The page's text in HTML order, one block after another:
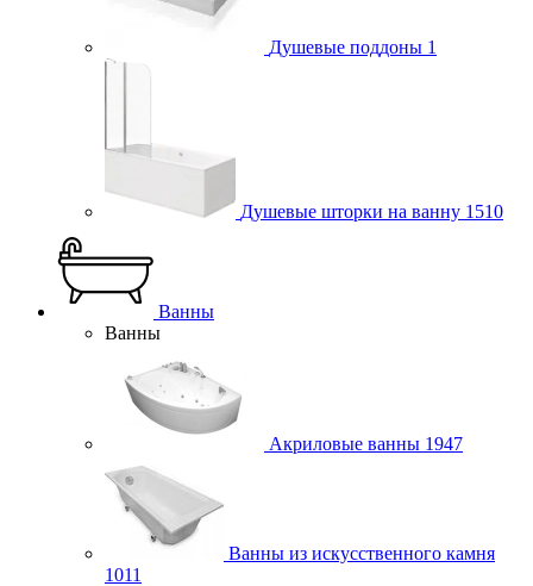
Душевые поддоны 1
Душевые шторки на ванну 1510
Ванны
Ванны
Акриловые ванны 1947
Ванны из искусственного камня
1011